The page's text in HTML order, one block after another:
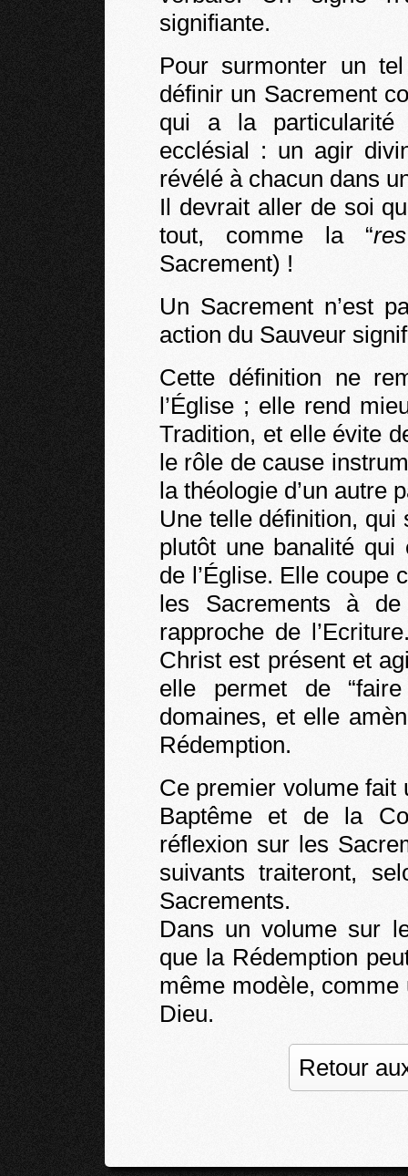
signifiante.
Pour surmonter un
définir un Sacrement
qui a la particularité
ecclésial : un agir
révélé à chacun dans
Il devrait aller de soi
tout, comme la “
Sacrement) !
Un Sacrement n’est
action du Sauveur
Cette définition ne
l’Église ; elle rend
Tradition, et elle évite
le rôle de cause
la théologie d’un autre
Une telle définition, qui
plutôt une banalité
de l’Église. Elle coupe
les Sacrements à
rapproche de
Christ est présent et
elle permet de
domaines, et elle
Rédemption.
Ce premier volume fait
Baptême et de la
réflexion sur les
suivants traiteront,
Sacrements.
Dans un volume sur
que la Rédemption
même modèle,
Dieu.
Retour